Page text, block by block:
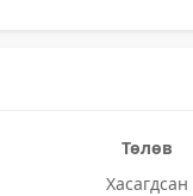
Төлөв
Хасагдсан